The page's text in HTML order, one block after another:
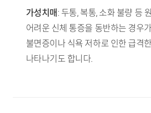
가성치매 : 두통, 복통, 소화 불량 등
어려운 신체 통증을 동반하는 경우
불면증이나 식욕 저하로 인한 급격
나타나기도 합니다.